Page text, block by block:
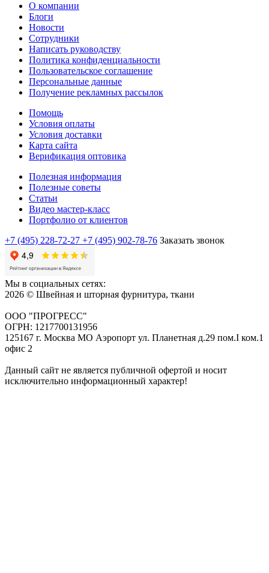
О компании
Блоги
Новости
Сотрудники
Написать руководству
Политика конфиденциальности
Пользовательское соглашение
Персональные данные
Получение рекламных рассылок
Помощь
Условия оплаты
Условия доставки
Карта сайта
Верификация оптовика
Полезная информация
Полезные советы
Статьи
Видео мастер-класс
Портфолио от клиентов
+7 (495) 228-72-27 +7 (495) 902-78-76 Заказать звонок
Мы в социальных сетях:
2026 © Швейная и шторная фурнитура, ткани
ООО "ПРОГРЕСС"
ОГРН: 1217700131956
125167 г. Москва МО Аэропорт ул. Планетная д.29 пом.I ком.1
офис 2
Данный сайт не является публичной офертой и носит
исключительно информационный характер!